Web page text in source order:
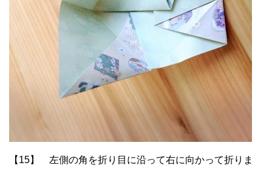
【15】 左側の角を折り目に沿って右に向かって折りま